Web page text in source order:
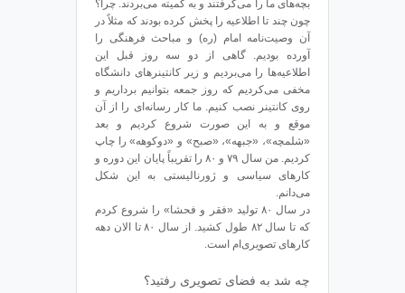
بچه‌های ما را می‌گرفتند و به کمیته می‌بردند. چرا؟
چون چند تا اطلاعیه را پخش کرده بودند که مثلاً در
آن وصیت‌نامه‌ امام (ره) و مباحث فرهنگی را
آورده بودیم. گاهی از دو سه روز قبل این
اطلاعیه‌ها را می‌بردیم و زیر کانتینرهای دانشگاه
مخفی می‌کردیم که روز جمعه بتوانیم برداریم و
روی کانتینر نصب کنیم. ما کار رسانه‌ای را از آن
موقع و به این صورت شروع کردیم و بعد
«شلمچه»، «جبهه»، «صبح» و «دوکوهه» را چاپ
کردیم. من سال ۷۹ و ۸۰ را تقریباً پایان این دوره و
کارهای سیاسی و ژورنالیستی به این شکل
می‌دانم.
در سال ۸۰ تولید «فقر و فحشا» را شروع کردم
که تا سال ۸۲ طول کشید. از سال ۸۰ تا الان دهه‌
کارهای تصویری‌ام است.
چه شد به فضای تصویری رفتید؟